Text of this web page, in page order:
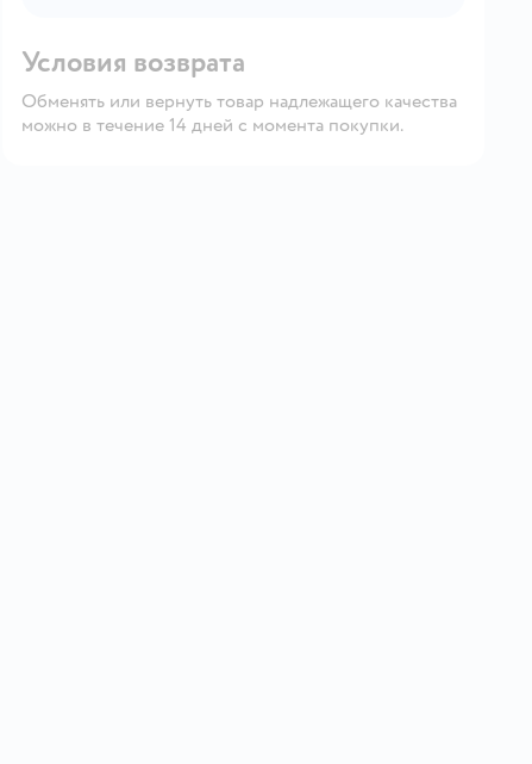
Условия возврата
Обменять или вернуть товар надлежащего качества
можно в течение 14 дней с момента покупки.